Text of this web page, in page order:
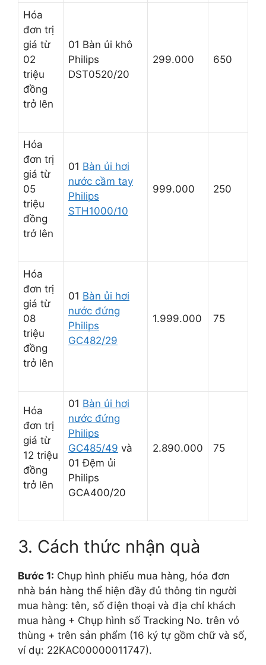
Hóa
đơn trị
giá từ
02
triệu
đồng
trở lên
01 Bàn ủi khô
Philips
DST0520/20
299.000 650
Hóa
đơn trị
giá từ
05
triệu
đồng
trở lên
01 Bàn ủi hơi
nước cầm tay
Philips
STH1000/10
999.000 250
Hóa
đơn trị
giá từ
08
triệu
đồng
trở lên
01 Bàn ủi hơi
nước đứng
Philips
GC482/29
1.999.000 75
Hóa
đơn trị
giá từ
12 triệu
đồng
trở lên
01 Bàn ủi hơi
nước đứng
Philips
GC485/49 và
01 Đệm ủi
Philips
GCA400/20
2.890.000 75
3. Cách thức nhận quà
Bước 1: Chụp hình phiếu mua hàng, hóa đơn
nhà bán hàng thể hiện đầy đủ thông tin người
mua hàng: tên, số điện thoại và địa chỉ khách
mua hàng + Chụp hình số Tracking No. trên vỏ
thùng + trên sản phẩm (16 ký tự gồm chữ và số,
ví dụ: 22KAC00000011747).